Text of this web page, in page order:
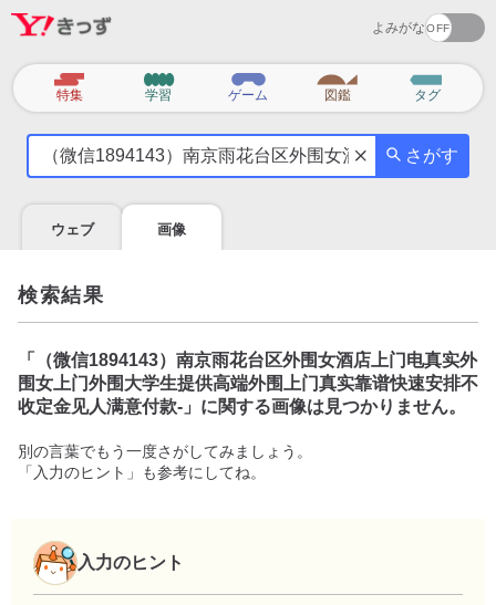
よみがな
カ
テ
特集 学習 ゲーム 図鑑 タグ
気
を
調
べ
よ
う
さがす
ウェブ 画像
検索結果
「
（微信1894143）南京雨花台区外围女酒店上门电真实外
围女上门外围大学生提供高端外围上门真实靠谱快速安排不
收定金见人满意付款- 」に関する画像は見つかりません。
別の言葉でもう一度さがしてみましょう。
「入力のヒント」も参考にしてね。
入力のヒント